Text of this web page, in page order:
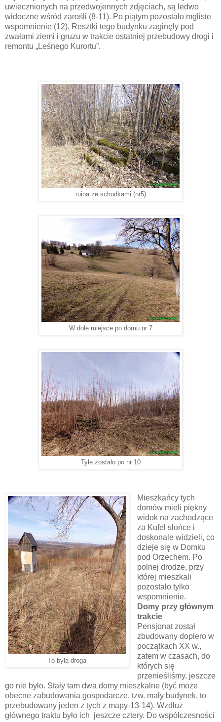
uwiecznionych na przedwojennych zdjęciach, są ledwo
widoczne wśród zarośli (8-11). Po piątym pozostało mgliste
wspomnienie (12). Resztki tego budynku zaginęły pod
zwałami ziemi i gruzu w trakcie ostatniej przebudowy drogi i
remontu „Leśnego Kurortu”.
ruina ze schodkami (nr5)
W dole miejsce po domu nr 7
Tyle zostało po nr 10
To była droga
Mieszkańcy tych
domów mieli piękny
widok na zachodzące
za Kufel słońce i
doskonale widzieli, co
dzieje się w Domku
pod Orzechem. Po
polnej drodze, przy
której mieszkali
pozostało tylko
wspomnienie.
Domy przy głównym
trakcie
Pensjonat został
zbudowany dopiero w
początkach XX w.,
zatem w czasach, do
których się
przenieśliśmy, jeszcze
go nie było. Stały tam dwa domy mieszkalne (być może
obecne zabudowania gospodarcze, tzw. mały budynek, to
przebudowany jeden z tych z mapy-13-14). Wzdłuż
głównego traktu było ich jeszcze cztery. Do współczesności